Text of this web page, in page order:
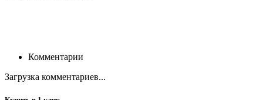
Комментарии
Загрузка комментариев...